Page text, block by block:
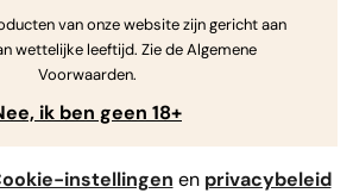
van onze website zijn gericht aan
wettelijke leeftijd. Zie de Algemene
Voorwaarden.
ik ben geen 18+
instellingen en privacybeleid